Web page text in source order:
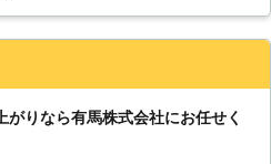
スターケーブルでバッテリーに繋
③ジャンプスターターでバッテリ
れくらいの作業なら普段から装置を
み込んでおけば自分でもできそ
で車が走れる状況にする方法で
りなら有馬株式会社にお任せく